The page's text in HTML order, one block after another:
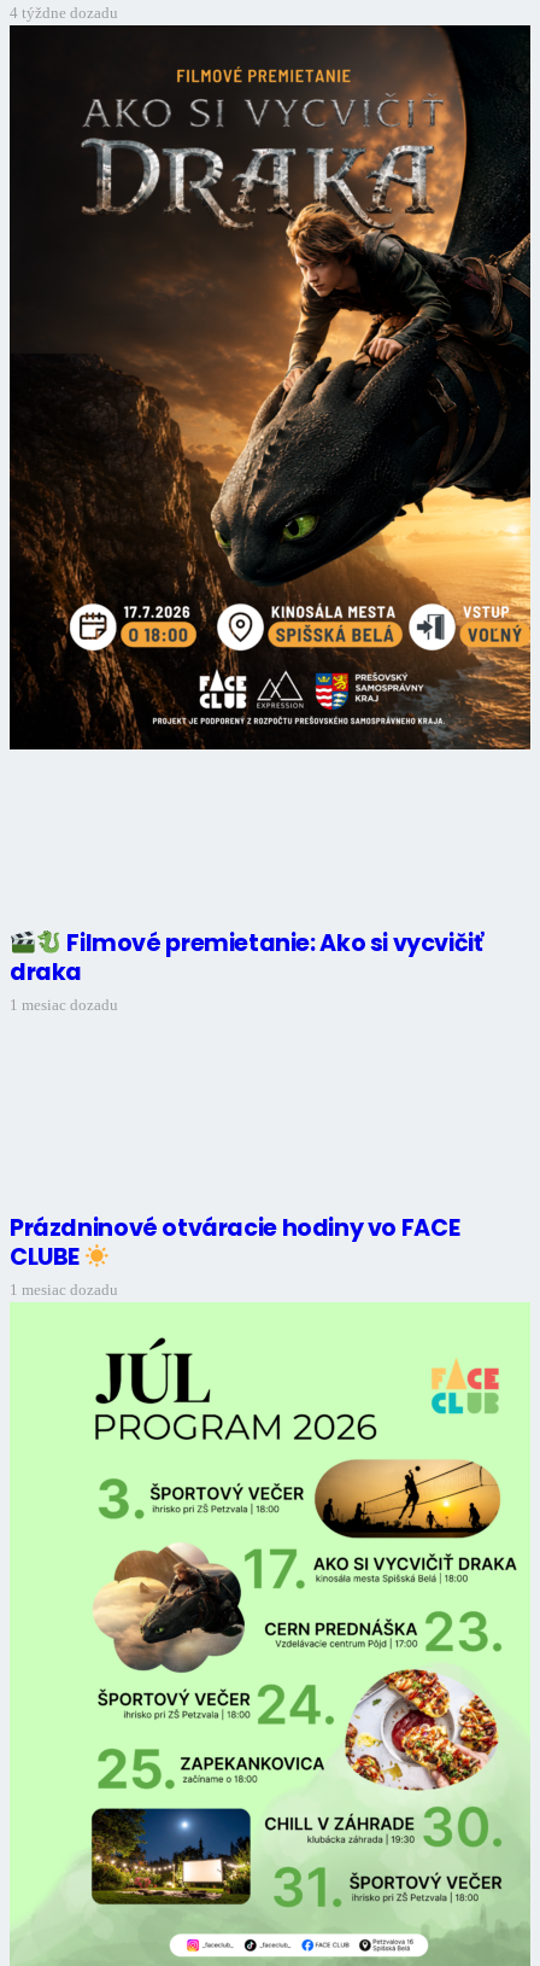
4 týždne dozadu
Filmové premietanie: Ako si vycvičiť
draka
1 mesiac dozadu
Prázdninové otváracie hodiny vo FACE
CLUBE
1 mesiac dozadu